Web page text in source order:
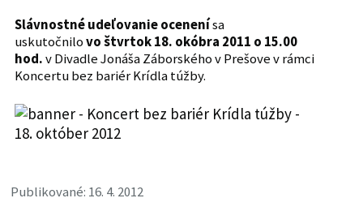
Slávnostné udeľovanie ocenenísa
uskutočnilovo štvrtok 18. okóbra 2011 o 15.00
hod.v Divadle Jonáša Záborského v Prešove v rámci
Koncertu bez bariér Krídla túžby.
Publikované: 16. 4. 2012